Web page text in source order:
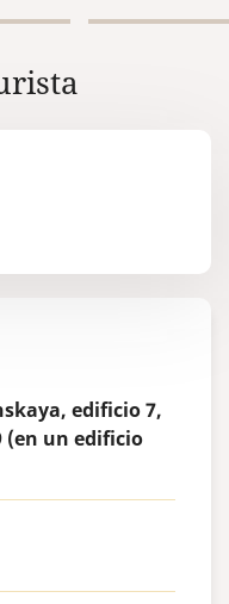
edificio 7,
(en un edificio